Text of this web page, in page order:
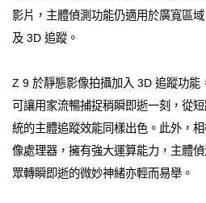
影片，主體偵測功能仍適用於廣寬區
及 3D 追蹤。
Z 9 於靜態影像拍攝加入 3D 追蹤功能
可讓用家流暢捕捉稍瞬即逝一刻，從
統的主體追蹤效能同樣出色。此外，
像處理器，擁有強大運算能力，主體
眾轉瞬即逝的微妙神緒亦輕而易舉。